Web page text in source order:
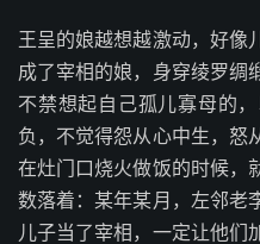
王呈的娘越想越激动，好像
成了宰相的娘，身穿绫罗绸
不禁想起自己孤儿寡母的
负，不觉得怨从心中生，怒
在灶门口烧火做饭的时候，
数落着：某年某月，左邻老
儿子当了宰相，一定让他们